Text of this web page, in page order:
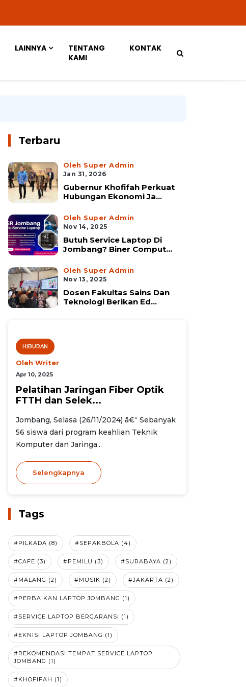
LAINNYA
TENTANG
KAMI
KONTAK
Terbaru
Oleh Super Admin
Jan 31, 2026
Gubernur Khofifah Perkuat
Hubungan Ekonomi Ja...
Oleh Super Admin
Nov 14, 2025
Butuh Service Laptop Di
Jombang? Biner Comput...
Oleh Super Admin
Nov 13, 2025
Dosen Fakultas Sains Dan
Teknologi Berikan Ed...
HIBURAN
Oleh Writer
Apr 10, 2025
Pelatihan Jaringan Fiber Optik
FTTH dan Selek...
Jombang, Selasa (26/11/2024) â€“ Sebanyak
56 siswa dari program keahlian Teknik
Komputer dan Jaringa...
Selengkapnya
Tags
#PILKADA (8) #SEPAKBOLA (4)
#CAFE (3) #PEMILU (3) #SURABAYA (2)
#MALANG (2) #MUSIK (2) #JAKARTA (2)
#PERBAIKAN LAPTOP JOMBANG (1)
#SERVICE LAPTOP BERGARANSI (1)
#EKNISI LAPTOP JOMBANG (1)
#REKOMENDASI TEMPAT SERVICE LAPTOP
JOMBANG (1)
#KHOFIFAH (1)